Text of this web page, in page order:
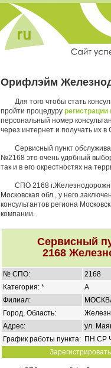
Орифлэйм
Для того чтобы стать
пройти процедуру
персональный номер
через интернет и получать их
Сервисный пункт
№2168 это очень удобный
так и в его окрестностях на
СПО 2168
Московская обл., у него
консультантов региона
компании.
Сервисный
2168
№ СПО:
2168
Категория: *
A
Филиал:
Город, Область:
Адрес:
ул.
График работы пункта: ПН СР